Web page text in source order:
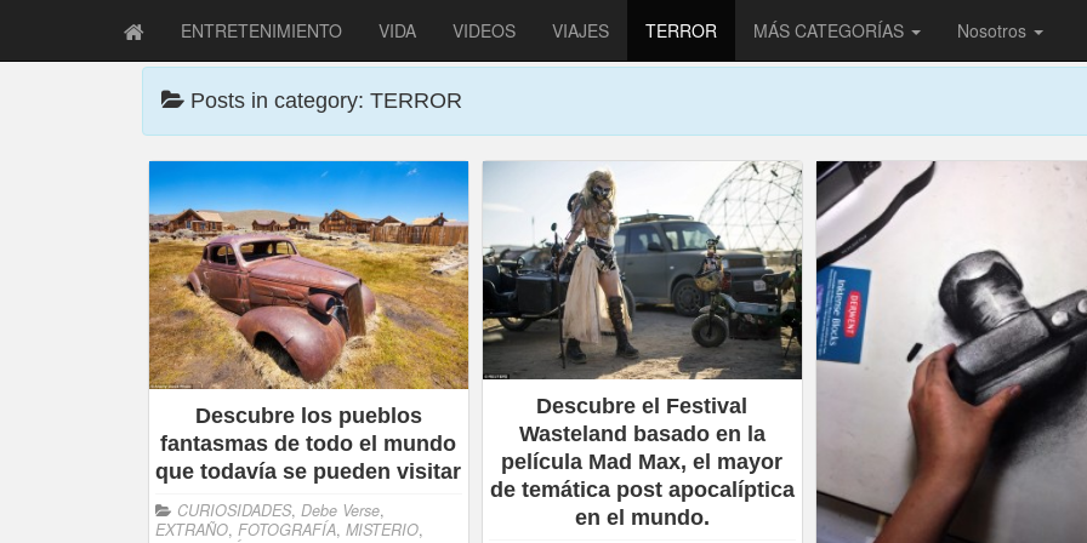
ENTRETENIMIENTO VIDA VIDEOS VIAJES TERROR MÁS CATEGORÍAS Nosotros
Posts in category: TERROR
Descubre los pueblos
fantasmas de todo el mundo
que todavía se pueden visitar
CURIOSIDADES, Debe Verse,
EXTRAÑO, FOTOGRAFÍA, MISTERIO,
Descubre el Festival
Wasteland basado en la
película Mad Max, el mayor
de temática post apocalíptica
en el mundo.